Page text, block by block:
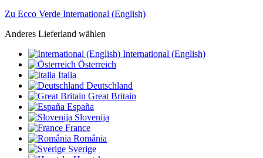
Zu Ecco Verde International (English)
Anderes Lieferland wählen
International (English)
Österreich
Italia
Deutschland
Great Britain
España
Slovenija
France
România
Sverige